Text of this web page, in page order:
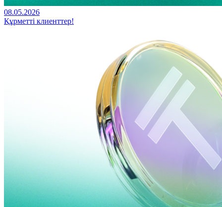
08.05.2026
Құрметті клиенттер!